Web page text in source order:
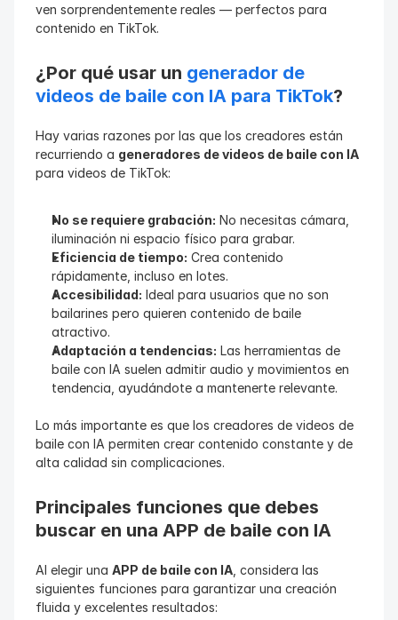
ven sorprendentemente reales — perfectos para
contenido en TikTok.
¿Por qué usar un generador de
videos de baile con IA para TikTok?
Hay varias razones por las que los creadores están
recurriendo a generadores de videos de baile con IA
para videos de TikTok:
No se requiere grabación: No necesitas cámara,
iluminación ni espacio físico para grabar.
Eficiencia de tiempo: Crea contenido
rápidamente, incluso en lotes.
Accesibilidad: Ideal para usuarios que no son
bailarines pero quieren contenido de baile
atractivo.
Adaptación a tendencias: Las herramientas de
baile con IA suelen admitir audio y movimientos en
tendencia, ayudándote a mantenerte relevante.
Lo más importante es que los creadores de videos de
baile con IA permiten crear contenido constante y de
alta calidad sin complicaciones.
Principales funciones que debes
buscar en una APP de baile con IA
Al elegir una APP de baile con IA , considera las
siguientes funciones para garantizar una creación
fluida y excelentes resultados: